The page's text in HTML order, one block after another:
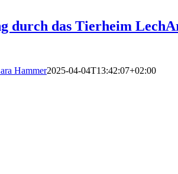
durch das Tierheim
Hammer2025-04-04T13:42:07+02:00